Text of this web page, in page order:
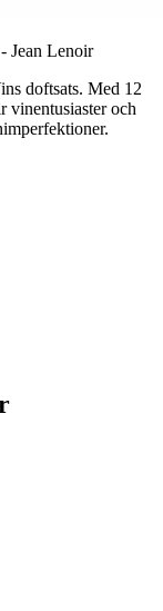
Jean Lenoir
doftsats. Med 12
vinentusiaster och